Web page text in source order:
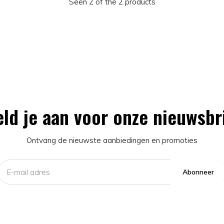
je aan voor onze
Ontvang de nieuwste aanbiedingen en promoties
Abonneer